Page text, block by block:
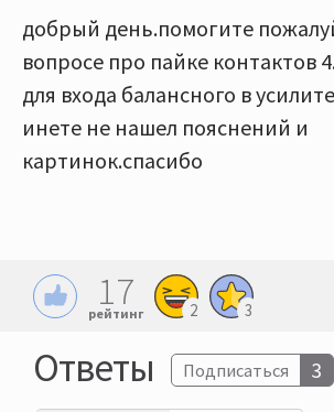
добрый день.помогите
вопросе про пайке контактов
для входа балансного в
инете не нашел пояснений и
картинок.спасибо
17
рейтинг 2 3
Ответы Подписаться 3